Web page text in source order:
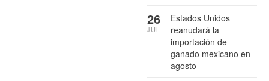
Estados Unidos
reanudará la
importación de
ganado mexicano en
agosto
26
JUL